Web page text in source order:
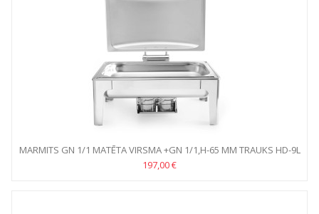
MARMITS GN 1/1 MATĒTA VIRSMA +GN 1/1,H-65 MM TRAUKS HD-9L
197,00 €